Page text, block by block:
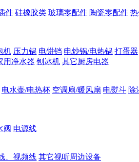
件 硅橡胶类 玻璃零配件 陶瓷零配件
机 压力锅 电饼铛 电炒锅/电热锅 打蛋器
用净水器 刨冰机 其它厨房电器
电水壶/电热杯 空调扇/暖风扇 电熨斗 除
阀 电源线
、视频线 其它视听周边设备